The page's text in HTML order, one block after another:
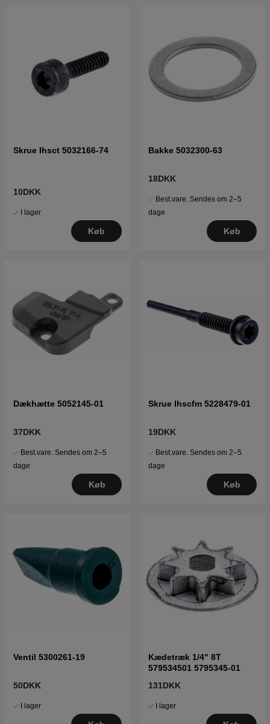
Skrue Ihsct 5032166-74
10DKK
I lager
Køb
Bakke 5032300-63
18DKK
Best.vare. Sendes om 2–5
dage
Køb
Dækhætte 5052145-01
37DKK
Best.vare. Sendes om 2–5
dage
Køb
Skrue Ihscfm 5228479-01
19DKK
Best.vare. Sendes om 2–5
dage
Køb
Ventil 5300261-19
50DKK
I lager
Kædetræk 1/4" 8T
579534501 5795345-01
131DKK
I lager